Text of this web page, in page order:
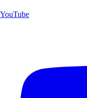
YouTube